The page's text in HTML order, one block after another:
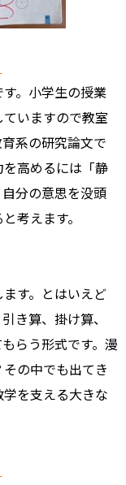
す。小学生の授業
いますので教室
系の研究論文で
高めるには「静
分の意思を没頭
考えます。
ます。とはいえど
き算、掛け算、
らう形式です。漫
の中でも出てき
を支える大きな